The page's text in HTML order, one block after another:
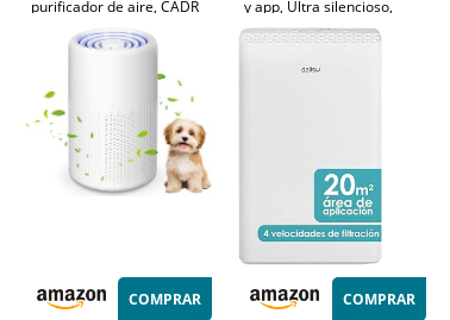
purificador de aire, CADR
340 m³/h para 157 m³ de
cámara de humo, monitor
pack+ 3 mode,blanco
y app, Ultra silencioso,
Elimina polvo, Pelo de
mascotas y olores, Cubre
hasta 100 m²
COMPRAR COMPRAR